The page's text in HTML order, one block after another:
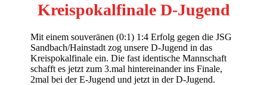
Kreispokalfinale D-Jugend
Mit einem souveränen (0:1) 1:4 Erfolg gegen die JSG
Sandbach/Hainstadt zog unsere D-Jugend in das
Kreispokalfinale ein. Die fast identische Mannschaft
schafft es jetzt zum 3.mal hintereinander ins Finale,
2mal bei der E-Jugend und jetzt in der D-Jugend.